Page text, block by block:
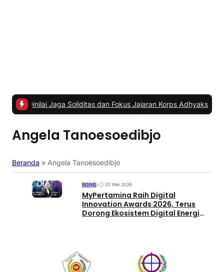
Jaga Soliditas dan Fokus Jajaran Korps Adhyaksa|#2 -Anggota
Angela Tanoesoedibjo
Beranda » Angela Tanoesoedibjo
BISNIS• 23 Mei 2026
MyPertamina Raih Digital
Innovation Awards 2026, Terus
Dorong Ekosistem Digital Energi